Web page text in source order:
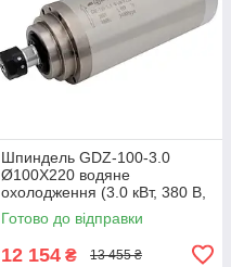
Шпиндель GDZ-100-3.0
Ø100Х220 водяне
охолодження (3.0 кВт, 380 В,
ER20)
Готово до відправки
12 154 ₴ 13 455 ₴